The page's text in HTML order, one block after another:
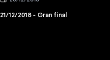
21/12/2018 - Gran final